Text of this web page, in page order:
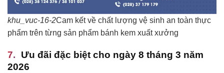
khu_vuc-16-2Cam kết về chất lượng vệ sinh an toàn thực
phẩm trên từng sản phẩm bánh kem xuất xưởng
Ưu đãi đặc biệt cho ngày 8 tháng 3 năm
2026